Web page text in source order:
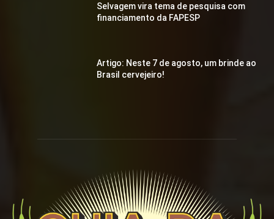
Selvagem vira tema de pesquisa com
financiamento da FAPESP
Artigo: Neste 7 de agosto, um brinde ao
Brasil cervejeiro!